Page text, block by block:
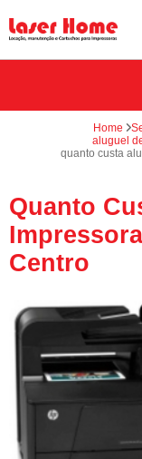
Home
aluguel
quanto custa
Quanto
Centro